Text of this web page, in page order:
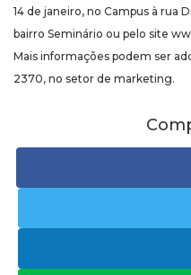
14 de janeiro, no Campus à rua
bairro Seminário ou pelo site
Mais informações podem ser
2370, no setor de marketing.